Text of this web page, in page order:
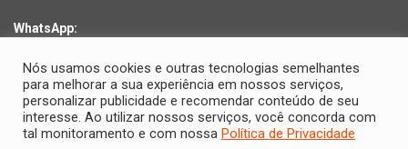
WhatsApp:
Copyright © 2026 Jornal Digital da Região Oeste | Desenvolvido
Nós usamos cookies e outras tecnologias semelhantes
para melhorar a sua experiência em nossos serviços,
personalizar publicidade e recomendar conteúdo de seu
interesse. Ao utilizar nossos serviços, você concorda com
tal monitoramento e com nossa Política de Privacidade